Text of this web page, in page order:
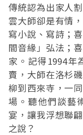
傳統認為出家人
雲大師卻是有情
寫小說、寫詩；
間音緣」弘法；
家。記得1994年
賣，大師在洛杉
柳到西來寺，一
場。聽他們談藝
宴，讓我浮想聯
之說？